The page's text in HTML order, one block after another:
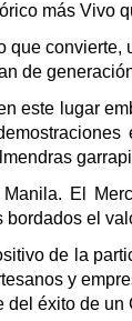
más Vivo
que
de
este lugar
El
el
de la
y
éxito de